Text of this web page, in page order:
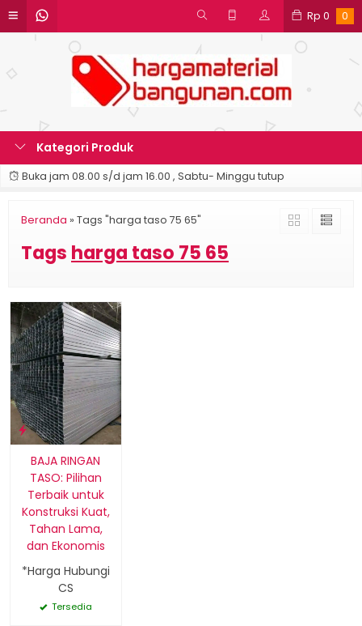
Rp 0 0
Kategori Produk
Buka jam 08.00 s/d jam 16.00 , Sabtu- Minggu tutup
Beranda » Tags "harga taso 75 65"
Tags harga taso 75 65
BAJA RINGAN
TASO: Pilihan
Terbaik untuk
Konstruksi Kuat,
Tahan Lama,
dan Ekonomis
*Harga Hubungi
CS
Tersedia